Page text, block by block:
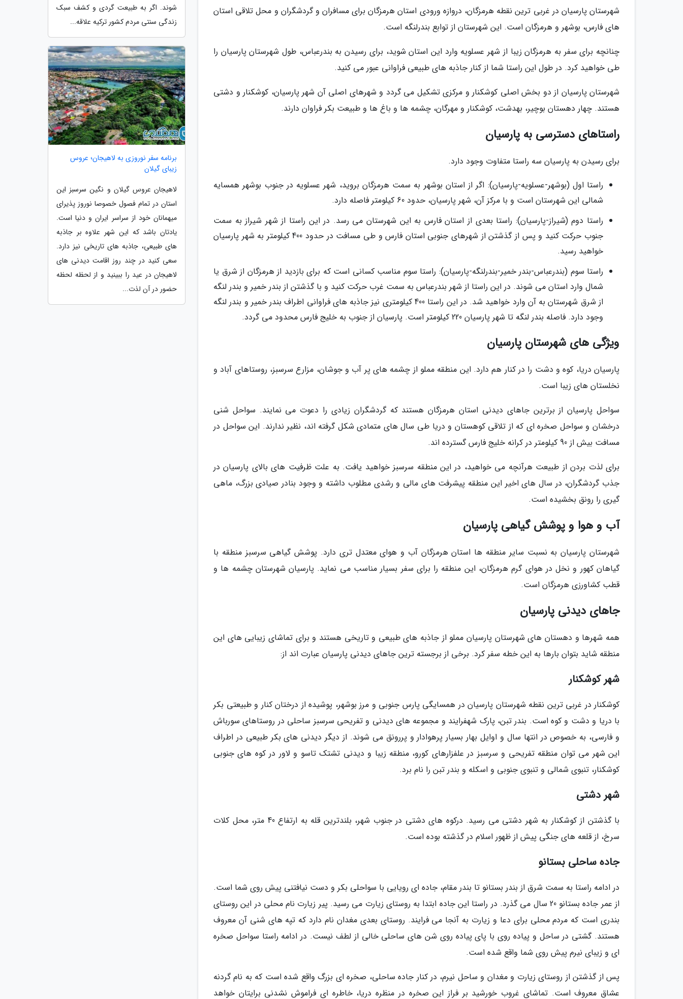
شهرستان پارسیان در غربی ترین نقطه هرمزگان، دروازه ورودی استان هرمزگان برای مسافران و گردشگران و محل تلاقی استان
های فارس، بوشهر و هرمزگان است. این شهرستان از توابع بندرلنگه است.
چنانچه برای سفر به هرمزگان زیبا از شهر عسلویه وارد این استان شوید، برای رسیدن به بندرعباس، طول شهرستان پارسیان را
طی خواهید کرد. در طول این راستا شما از کنار جاذبه های طبیعی فراوانی عبور می کنید.
شهرستان پارسیان از دو بخش اصلی کوشکنار و مرکزی تشکیل می گردد و شهرهای اصلی آن شهر پارسیان، کوشکنار و دشتی
هستند. چهار دهستان بوچیر، بهدشت، کوشکنار و مهرگان، چشمه ها و باغ ها و طبیعت بکر فراوان دارند.
راستاهای دسترسی به پارسیان
برای رسیدن به پارسیان سه راستا متفاوت وجود دارد.
راستا اول (بوشهر-عسلویه-پارسیان): اگر از استان بوشهر به سمت هرمزگان بروید، شهر عسلویه در جنوب بوشهر همسایه
شمالی این شهرستان است و با مرکز آن، شهر پارسیان، حدود 60 کیلومتر فاصله دارد.
راستا دوم (شیراز-پارسیان): راستا بعدی از استان فارس به این شهرستان می رسد. در این راستا از شهر شیراز به سمت
جنوب حرکت کنید و پس از گذشتن از شهرهای جنوبی استان فارس و طی مسافت در حدود 400 کیلومتر به شهر پارسیان
خواهید رسید.
راستا سوم (بندرعباس-بندر خمیر-بندرلنگه-پارسیان): راستا سوم مناسب کسانی است که برای بازدید از هرمزگان از شرق یا
شمال وارد استان می شوند. در این راستا از شهر بندرعباس به سمت غرب حرکت کنید و با گذشتن از بندر خمیر و بندر لنگه
از شرق شهرستان به آن وارد خواهید شد. در این راستا 400 کیلومتری نیز جاذبه های فراوانی اطراف بندر خمیر و بندر لنگه
وجود دارد. فاصله بندر لنگه تا شهر پارسیان 220 کیلومتر است. پارسیان از جنوب به خلیج فارس محدود می گردد.
ویژگی های شهرستان پارسیان
پارسیان دریا، کوه و دشت را در کنار هم دارد. این منطقه مملو از چشمه های پر آب و جوشان، مزارع سرسبز، روستاهای آباد و
نخلستان های زیبا است.
سواحل پارسیان از برترین جاهای دیدنی استان هرمزگان هستند که گردشگران زیادی را دعوت می نمایند. سواحل شنی
درخشان و سواحل صخره ای که از تلاقی کوهستان و دریا طی سال های متمادی شکل گرفته اند، نظیر ندارند. این سواحل در
مسافت بیش از 90 کیلومتر در کرانه خلیج فارس گسترده اند.
برای لذت بردن از طبیعت هرآنچه می خواهید، در این منطقه سرسبز خواهید یافت. به علت ظرفیت های بالای پارسیان در
جذب گردشگران، در سال های اخیر این منطقه پیشرفت های مالی و رشدی مطلوب داشته و وجود بنادر صیادی بزرگ، ماهی
گیری را رونق بخشیده است.
آب و هوا و پوشش گیاهی پارسیان
شهرستان پارسیان به نسبت سایر منطقه ها استان هرمزگان آب و هوای معتدل تری دارد. پوشش گیاهی سرسبز منطقه با
گیاهان کهور و نخل در هوای گرم هرمزگان، این منطقه را برای سفر بسیار مناسب می نماید. پارسیان شهرستان چشمه ها و
قطب کشاورزی هرمزگان است.
جاهای دیدنی پارسیان
همه شهرها و دهستان های شهرستان پارسیان مملو از جاذبه های طبیعی و تاریخی هستند و برای تماشای زیبایی های این
منطقه شاید بتوان بارها به این خطه سفر کرد. برخی از برجسته ترین جاهای دیدنی پارسیان عبارت اند از:
شهر کوشکنار
کوشکنار در غربی ترین نقطه شهرستان پارسیان در همسایگی پارس جنوبی و مرز بوشهر، پوشیده از درختان کنار و طبیعتی بکر
با دریا و دشت و کوه است. بندر تبن، پارک شهفرایند و مجموعه های دیدنی و تفریحی سرسبز ساحلی در روستاهای سورباش
و فارسی، به خصوص در انتها سال و اوایل بهار بسیار پرهوادار و پررونق می شوند. از دیگر دیدنی های بکر طبیعی در اطراف
این شهر می توان منطقه تفریحی و سرسبز در علفزارهای کورو، منطقه زیبا و دیدنی تشتک تاسو و لاور در کوه های جنوبی
کوشکنار، تنبوی شمالی و تنبوی جنوبی و اسکله و بندر تبن را نام برد.
شهر دشتی
با گذشتن از کوشکنار به شهر دشتی می رسید. درکوه های دشتی در جنوب شهر، بلندترین قله به ارتفاع 40 متر، محل کلات
سرخ، از قلعه های جنگی پیش از ظهور اسلام در گذشته بوده است.
جاده ساحلی بستانو
در ادامه راستا به سمت شرق از بندر بستانو تا بندر مقام، جاده ای رویایی با سواحلی بکر و دست نیافتنی پیش روی شما است.
از عمر جاده بستانو 20 سال می گذرد. در راستا این جاده ابتدا به روستای زیارت می رسید. پیر زیارت نام محلی در این روستای
بندری است که مردم محلی برای دعا و زیارت به آنجا می فرایند. روستای بعدی مغدان نام دارد که تپه های شنی آن معروف
هستند. گشتی در ساحل و پیاده روی با پای پیاده روی شن های ساحلی خالی از لطف نیست. در ادامه راستا سواحل صخره
ای و زیبای نیرم پیش روی شما واقع شده است.
پس از گذشتن از روستای زیارت و مغدان و ساحل نیرم، در کنار جاده ساحلی، صخره ای بزرگ واقع شده است که به نام گردنه
عشاق معروف است. تماشای غروب خورشید بر فراز این صخره در منظره دریا، خاطره ای فراموش نشدنی برایتان خواهد
شوند. اگر به طبیعت گردی و کشف سبک
زندگی سنتی مردم کشور ترکیه علاقه...
برنامه سفر نوروزی به لاهیجان؛ عروس
زیبای گیلان
لاهیجان عروس گیلان و نگین سرسبز این
استان در تمام فصول خصوصا نوروز پذیرای
میهمانان خود از سراسر ایران و دنیا است.
یادتان باشد که این شهر علاوه بر جاذبه
های طبیعی، جاذبه های تاریخی نیز دارد.
سعی کنید در چند روز اقامت دیدنی های
لاهیجان در عید را ببینید و از لحظه لحظه
حضور در آن لذت...